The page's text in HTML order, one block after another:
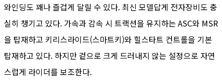
와인딩도 꽤나 즐겁게 달릴 수 있다. 최신 모델답게 전자장비도 충
실히 챙기고 있다. 가속과 감속 시 트랙션을 유지하는 ASC와 MSR
을 탑재하고 키리스라이드(스마트키)와 힐스타트 컨트롤을 기본
탑재하고 있다. 하지만 겉으로 크게 드러내지 않는 설정으로 자연
스럽게 라이더를 보조한다.